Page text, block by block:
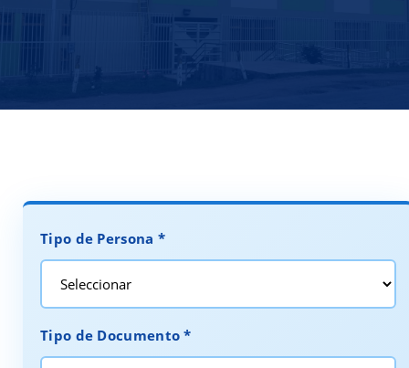
Tipo de Persona *
Tipo de Documento *